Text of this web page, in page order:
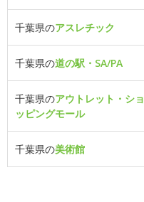
千葉県のアスレチック
千葉県の道の駅・SA/PA
千葉県のアウトレット・ショ
ッピングモール
千葉県の美術館